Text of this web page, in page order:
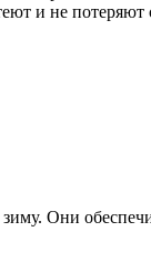
и не
Они